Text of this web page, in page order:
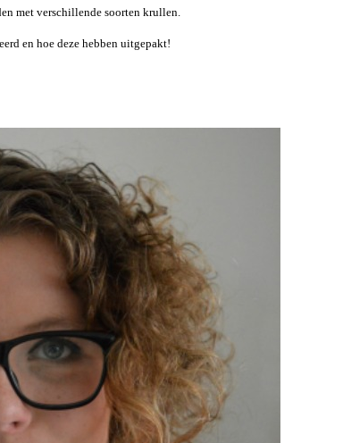
met verschillende soorten krullen.
en hoe deze hebben uitgepakt!